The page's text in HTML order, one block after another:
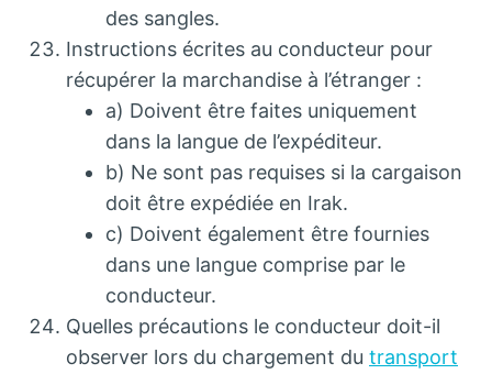
des sangles.
Instructions écrites au conducteur pour
récupérer la marchandise à l’étranger :
a) Doivent être faites uniquement
dans la langue de l’expéditeur.
b) Ne sont pas requises si la cargaison
doit être expédiée en Irak.
c) Doivent également être fournies
dans une langue comprise par le
conducteur.
Quelles précautions le conducteur doit-il
observer lors du chargement du transport